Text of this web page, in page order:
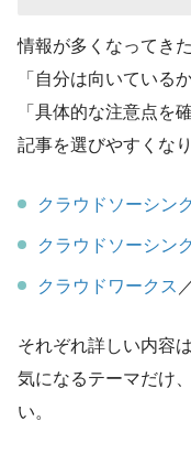
情報が多くなってき
「自分は向いている
「具体的な注意点を
記事を選びやすくなり
クラウドソーシン
クラウドソーシン
クラウドワークス
それぞれ詳しい内容
気になるテーマだけ
い。